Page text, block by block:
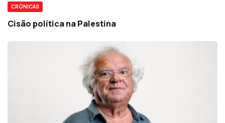
CRÓNICAS
Cisão política na Palestina